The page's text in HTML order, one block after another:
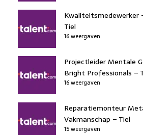
Kwaliteitsmedewerker
Tiel
16 weergaven
Projectleider Mentale
Bright Professionals –
16 weergaven
Reparatiemonteur
Vakmanschap – Tiel
15 weergaven